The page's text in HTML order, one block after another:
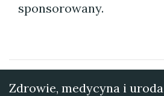
sponsorowany.
Zdrowie, medycyna i uroda